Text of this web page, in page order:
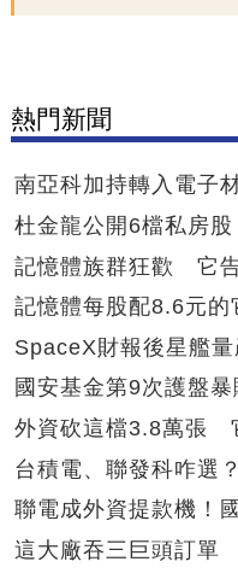
熱門新聞
南亞科加持轉入電子
杜金龍公開6檔私房
記憶體族群狂歡 它
記憶體每股配8.6元
SpaceX財報後星艦
國安基金第9次護盤
外資砍這檔3.8萬張
台積電、聯發科咋選
聯電成外資提款機！
這大廠吞三巨頭訂單